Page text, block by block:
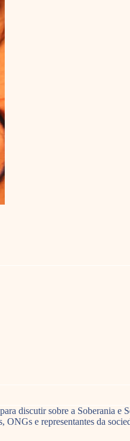
discutir sobre a Soberania
e representantes da